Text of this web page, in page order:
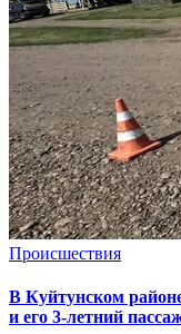
Происшествия
В Куйтунском
и его 3-летний